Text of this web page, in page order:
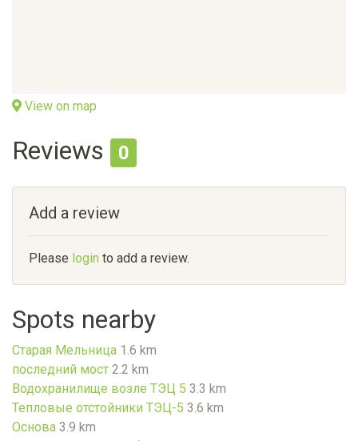
View on map
Reviews 0
Add a review
Please login to add a review.
Spots nearby
Старая Мельница 1.6 km
последний мост 2.2 km
Водохранилище возле ТЭЦ 5 3.3 km
Тепловые отстойники ТЭЦ-5 3.6 km
Основа 3.9 km